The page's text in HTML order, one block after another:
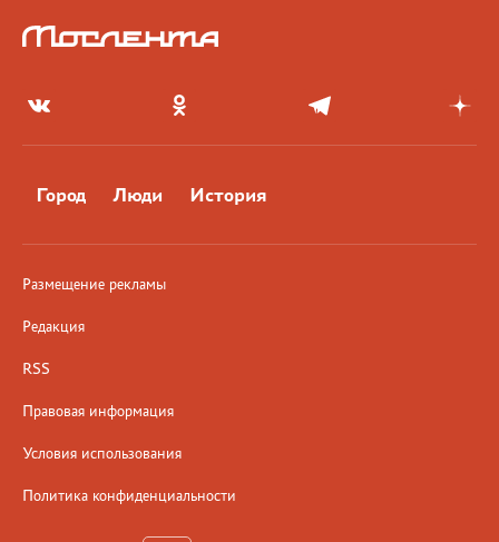
Город Люди История
Размещение рекламы
Редакция
RSS
Правовая информация
Условия использования
Политика конфиденциальности